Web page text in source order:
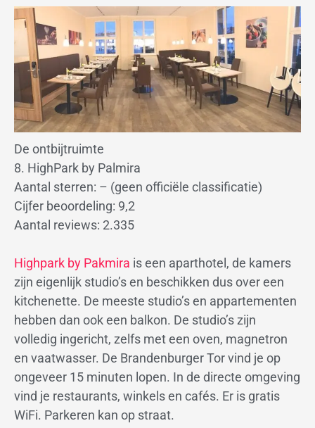
De ontbijtruimte
8. HighPark by Palmira
Aantal sterren: – (geen officiële classificatie)
Cijfer beoordeling: 9,2
Aantal reviews: 2.335
Highpark by Pakmira is een aparthotel, de kamers
zijn eigenlijk studio’s en beschikken dus over een
kitchenette. De meeste studio’s en appartementen
hebben dan ook een balkon. De studio’s zijn
volledig ingericht, zelfs met een oven, magnetron
en vaatwasser. De Brandenburger Tor vind je op
ongeveer 15 minuten lopen. In de directe omgeving
vind je restaurants, winkels en cafés. Er is gratis
WiFi. Parkeren kan op straat.